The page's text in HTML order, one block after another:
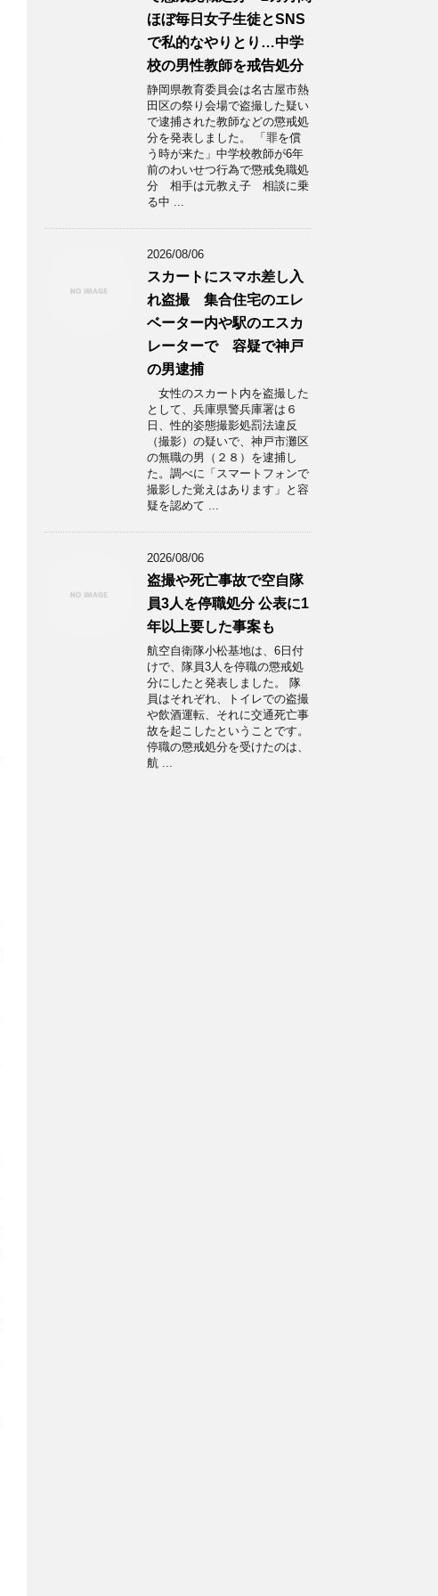
ほぼ毎日女子生徒とSNS
で私的なやりとり…中学
校の男性教師を戒告処分
静岡県教育委員会は名古屋市熱
田区の祭り会場で盗撮した疑い
で逮捕された教師などの懲戒処
分を発表しました。 「罪を償
う時が来た」中学校教師が6年
前のわいせつ行為で懲戒免職処
分 相手は元教え子 相談に乗
る中 ...
2026/08/06
スカートにスマホ差し入
れ盗撮 集合住宅のエレ
ベーター内や駅のエスカ
レーターで 容疑で神戸
の男逮捕
女性のスカート内を盗撮した
として、兵庫県警兵庫署は６
日、性的姿態撮影処罰法違反
（撮影）の疑いで、神戸市灘区
の無職の男（２８）を逮捕し
た。調べに「スマートフォンで
撮影した覚えはあります」と容
疑を認めて ...
2026/08/06
盗撮や死亡事故で空自隊
員3人を停職処分 公表に1
年以上要した事案も
航空自衛隊小松基地は、6日付
けで、隊員3人を停職の懲戒処
分にしたと発表しました。 隊
員はそれぞれ、トイレでの盗撮
や飲酒運転、それに交通死亡事
故を起こしたということです。
停職の懲戒処分を受けたのは、
航 ...